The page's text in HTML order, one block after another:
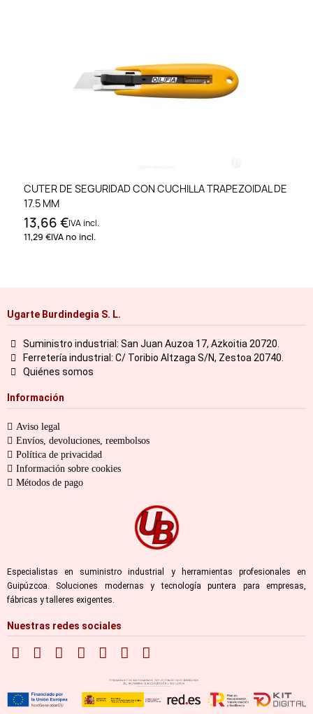
CUTER DE SEGURIDAD CON CUCHILLA TRAPEZOIDAL DE
17.5 MM
13,66 €IVA incl.
11,29 €IVA no incl.
Ugarte Burdindegia S. L.
Suministro industrial: San Juan Auzoa 17, Azkoitia 20720.
Ferretería industrial: C/ Toribio Altzaga S/N, Zestoa 20740.
Quiénes somos
Información
Aviso legal
Envíos, devoluciones, reembolsos
Política de privacidad
Información sobre cookies
Métodos de pago
Especialistas en suministro industrial y herramientas profesionales en
Guipúzcoa. Soluciones modernas y tecnología puntera para empresas,
fábricas y talleres exigentes.
Nuestras redes sociales